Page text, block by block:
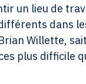
un lieu de
dans
Willette,
plus difficile